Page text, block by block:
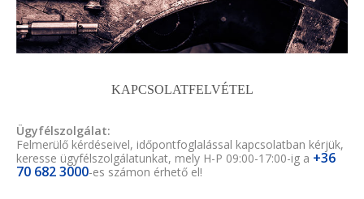
KAPCSOLATFELVÉTEL
Ügyfélszolgálat:
Felmerülő kérdéseivel, időpontfoglalással kapcsolatban kérjük,
keresse ügyfélszolgálatunkat, mely H-P 09:00-17:00-ig a +36
70 682 3000-es számon érhető el!